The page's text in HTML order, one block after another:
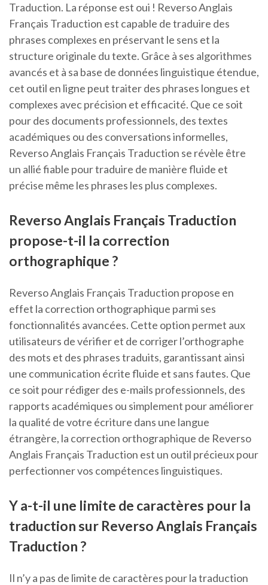
Traduction. La réponse est oui ! Reverso Anglais
Français Traduction est capable de traduire des
phrases complexes en préservant le sens et la
structure originale du texte. Grâce à ses algorithmes
avancés et à sa base de données linguistique étendue,
cet outil en ligne peut traiter des phrases longues et
complexes avec précision et efficacité. Que ce soit
pour des documents professionnels, des textes
académiques ou des conversations informelles,
Reverso Anglais Français Traduction se révèle être
un allié fiable pour traduire de manière fluide et
précise même les phrases les plus complexes.
Reverso Anglais Français Traduction
propose-t-il la correction
orthographique ?
Reverso Anglais Français Traduction propose en
effet la correction orthographique parmi ses
fonctionnalités avancées. Cette option permet aux
utilisateurs de vérifier et de corriger l’orthographe
des mots et des phrases traduits, garantissant ainsi
une communication écrite fluide et sans fautes. Que
ce soit pour rédiger des e-mails professionnels, des
rapports académiques ou simplement pour améliorer
la qualité de votre écriture dans une langue
étrangère, la correction orthographique de Reverso
Anglais Français Traduction est un outil précieux pour
perfectionner vos compétences linguistiques.
Y a-t-il une limite de caractères pour la
traduction sur Reverso Anglais Français
Traduction ?
Il n’y a pas de limite de caractères pour la traduction